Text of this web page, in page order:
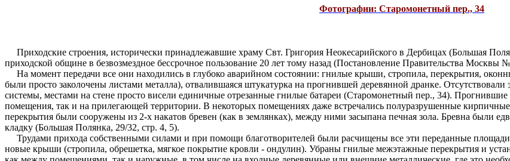
Фотографии: Старомонетный пер., 34
Приходские строения, исторически принадлежавшие храму Свт. Григория Неокесарийского в Дербицах (Большая
приходской общине в безвозмездное бессрочное пользование 20 лет тому назад (Постановление Правительства Москвы
На момент передачи все они находились в глубоко аварийном состоянии: гнилые крыши, стропила, перекрытия,
были просто заколочены листами металла), отвалившаяся штукатурка на прогнившей деревянной дранке.
системы, местами на стене просто висели единичные отрезанные гнилые батареи (Старомонетный пер., 34).
помещения, так и на прилегающей территории. В некоторых помещениях даже встречались полуразрушенные
перекрытия были сооружены из 2-х накатов бревен (как в землянках), между ними засыпана печная зола. Бревна
кладку (Большая Полянка, 29/32, стр. 4, 5).
Трудами прихода собственными силами и при помощи благотворителей были расчищены все эти переданные
новые крыши (стропила, обрешетка, мягкое покрытие кровли - ондулин). Убраны гнилые межэтажные перекрытия и